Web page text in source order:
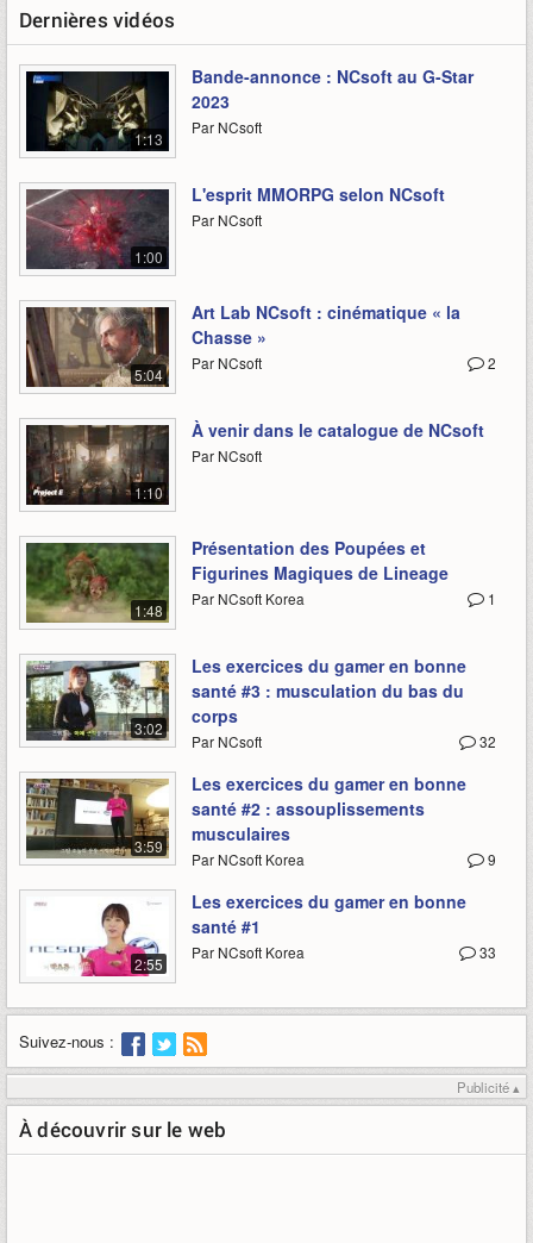
Dernières vidéos
1:13
Bande-annonce : NCsoft au G-Star
2023
Par NCsoft
1:00
L'esprit MMORPG selon NCsoft
Par NCsoft
5:04
Art Lab NCsoft : cinématique « la
Chasse »
2
Par NCsoft
1:10
À venir dans le catalogue de NCsoft
Par NCsoft
1:48
Présentation des Poupées et
Figurines Magiques de Lineage
1
Par NCsoft Korea
3:02
Les exercices du gamer en bonne
santé #3 : musculation du bas du
corps
32
Par NCsoft
3:59
Les exercices du gamer en bonne
santé #2 : assouplissements
musculaires
9
Par NCsoft Korea
2:55
Les exercices du gamer en bonne
santé #1
33
Par NCsoft Korea
Suivez-nous :
Publicité ▴
À découvrir sur le web